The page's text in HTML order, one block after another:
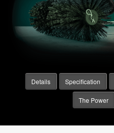
Details Specification
The Power